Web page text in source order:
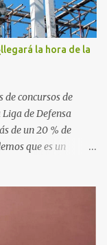
y hoy
Moller al igual
hace tiempo por un
lleva ya 16 cambios
General de
la hora de la
de concursos de
de Defensa
de un 20 % de
que es un
de llegar a un
concurso
llama concurso